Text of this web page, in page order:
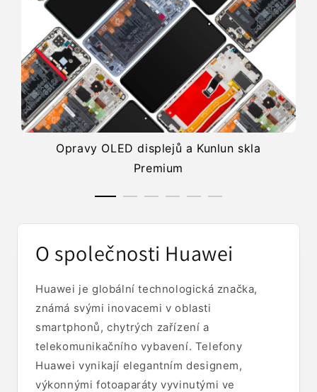
Opravy OLED displejů a Kunlun skla
Premium
O společnosti Huawei
Huawei je globální technologická značka,
známá svými inovacemi v oblasti
smartphonů, chytrých zařízení a
telekomunikačního vybavení. Telefony
Huawei vynikají elegantním designem,
výkonnými fotoaparáty vyvinutými ve